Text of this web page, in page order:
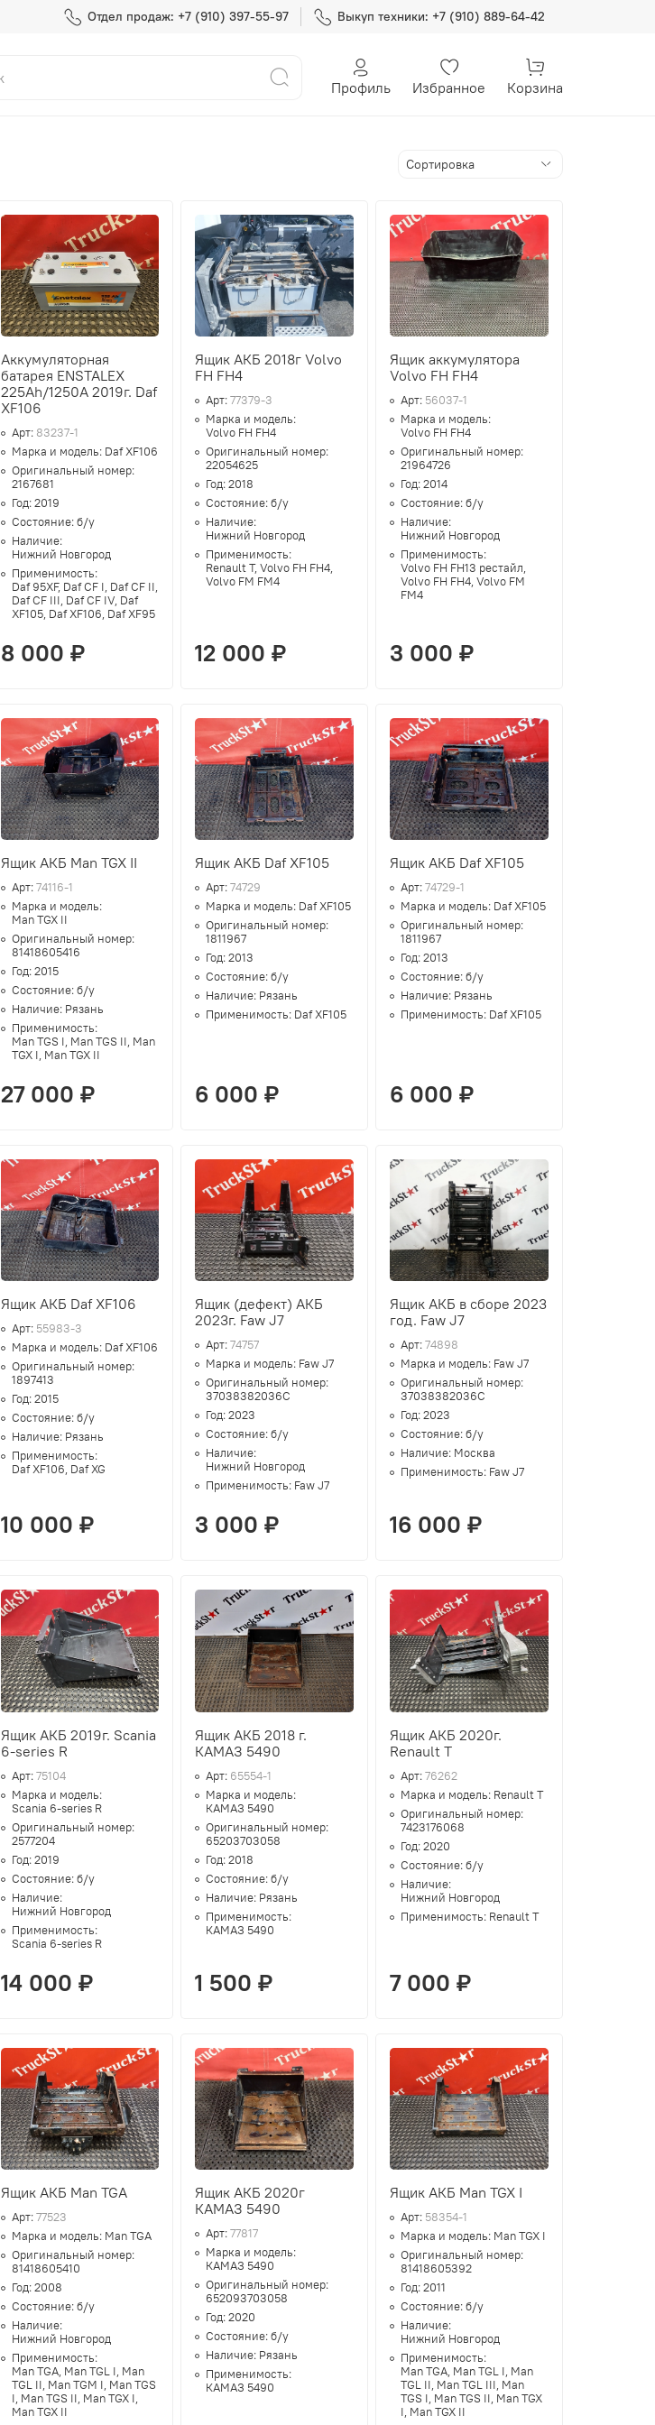
Отдел продаж: +7 (910) 397-55-97 Выкуп техники: +7 (910) 889-64-42
Профиль Избранное Корзина
Аккумуляторная
батарея ENSTALEX
225Ah/1250A 2019г. Daf
XF106
Арт: 83237-1
Марка и модель: Daf XF106
Оригинальный номер:
2167681
Год:2019
Состояние:б/у
Наличие:
Нижний Новгород
Применимость:
Daf 95XF, Daf CF I, Daf CF II,
Daf CF III, Daf CF IV, Daf
XF105, Daf XF106, Daf XF95
8 000 ₽
Ящик АКБ 2018г Volvo
FH FH4
Арт:77379-3
Марка и модель:
Volvo FH FH4
Оригинальный номер:
22054625
Год:2018
Состояние:б/у
Наличие:
Нижний Новгород
Применимость:
Renault T, Volvo FH FH4,
Volvo FM FM4
12 000 ₽
Ящик аккумулятора
Volvo FH FH4
Арт: 56037-1
Марка и модель:
Volvo FH FH4
Оригинальный номер:
21964726
Год:2014
Состояние:б/у
Наличие:
Нижний Новгород
Применимость:
Volvo FH FH13 рестайл,
Volvo FH FH4, Volvo FM
FM4
3 000 ₽
Ящик АКБ Man TGX II
Арт:74116-1
Марка и модель:
Man TGX II
Оригинальный номер:
81418605416
Год:2015
Состояние:б/у
Наличие: Рязань
Применимость:
Man TGS I, Man TGS II, Man
TGX I, Man TGX II
27 000 ₽
Ящик АКБ Daf XF105
Арт:74729
Марка и модель: Daf XF105
Оригинальный номер:
1811967
Год:2013
Состояние:б/у
Наличие: Рязань
Применимость: Daf XF105
6 000 ₽
Ящик АКБ Daf XF105
Арт:74729-1
Марка и модель: Daf XF105
Оригинальный номер:
1811967
Год:2013
Состояние:б/у
Наличие: Рязань
Применимость: Daf XF105
6 000 ₽
Ящик АКБ Daf XF106
Арт: 55983-3
Марка и модель: Daf XF106
Оригинальный номер:
1897413
Год:2015
Состояние:б/у
Наличие: Рязань
Применимость:
Daf XF106, Daf XG
10 000 ₽
Ящик (дефект) АКБ
2023г. Faw J7
Арт:74757
Марка и модель: Faw J7
Оригинальный номер:
37038382036C
Год:2023
Состояние:б/у
Наличие:
Нижний Новгород
Применимость: Faw J7
3 000 ₽
Ящик АКБ в сборе 2023
год. Faw J7
Арт:74898
Марка и модель: Faw J7
Оригинальный номер:
37038382036C
Год:2023
Состояние:б/у
Наличие: Москва
Применимость: Faw J7
16 000 ₽
Ящик АКБ 2019г. Scania
6-series R
Арт:75104
Марка и модель:
Scania 6-series R
Оригинальный номер:
2577204
Год:2019
Состояние:б/у
Наличие:
Нижний Новгород
Применимость:
Scania 6-series R
14 000 ₽
Ящик АКБ 2018 г.
КАМАЗ 5490
Арт: 65554-1
Марка и модель:
КАМАЗ 5490
Оригинальный номер:
65203703058
Год:2018
Состояние:б/у
Наличие: Рязань
Применимость:
КАМАЗ 5490
1 500 ₽
Ящик АКБ 2020г.
Renault T
Арт:76262
Марка и модель: Renault T
Оригинальный номер:
7423176068
Год:2020
Состояние:б/у
Наличие:
Нижний Новгород
Применимость: Renault T
7 000 ₽
Ящик АКБ Man TGA
Арт:77523
Марка и модель: Man TGA
Оригинальный номер:
81418605410
Год:2008
Состояние:б/у
Наличие:
Нижний Новгород
Применимость:
Man TGA, Man TGL I, Man
TGL II, Man TGM I, Man TGS
I, Man TGS II, Man TGX I,
Man TGX II
Ящик АКБ 2020г
КАМАЗ 5490
Арт:77817
Марка и модель:
КАМАЗ 5490
Оригинальный номер:
652093703058
Год:2020
Состояние:б/у
Наличие: Рязань
Применимость:
КАМАЗ 5490
Ящик АКБ Man TGX I
Арт: 58354-1
Марка и модель: Man TGX I
Оригинальный номер:
81418605392
Год:2011
Состояние:б/у
Наличие:
Нижний Новгород
Применимость:
Man TGA, Man TGL I, Man
TGL II, Man TGL III, Man
TGS I, Man TGS II, Man TGX
I, Man TGX II